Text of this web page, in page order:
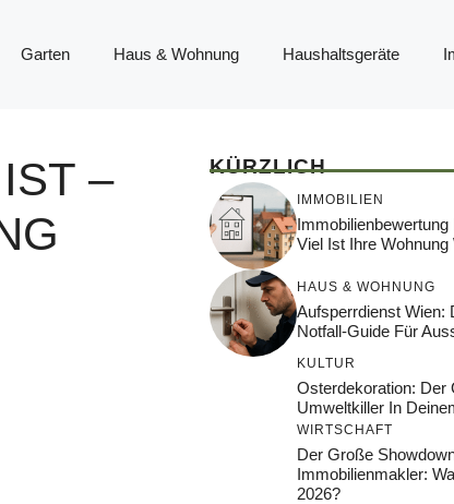
Garten Haus & Wohnung Haushaltsgeräte
–
KÜRZLICH
IMMOBILIEN
Viel Ist Ihre
HAUS & WOHNUNG
Aufsperrdienst Wien:
Notfall-Guide Für
KULTUR
Osterdekoration: Der
Umweltkiller In
WIRTSCHAFT
Der Große
Immobilienmakler:
2026?